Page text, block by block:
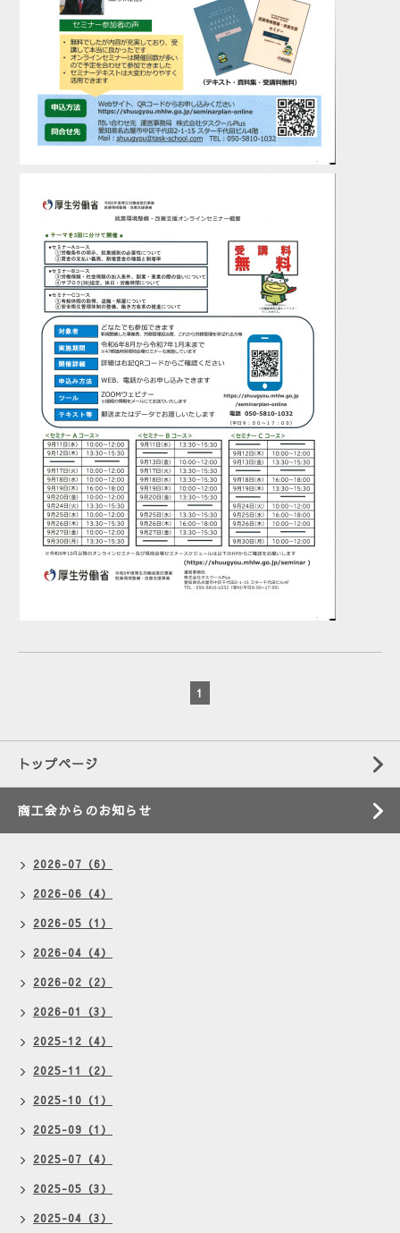
1
トップページ
商工会からのお知らせ
2026-07（6）
2026-06（4）
2026-05（1）
2026-04（4）
2026-02（2）
2026-01（3）
2025-12（4）
2025-11（2）
2025-10（1）
2025-09（1）
2025-07（4）
2025-05（3）
2025-04（3）